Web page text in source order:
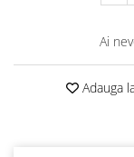
Ai
Adauga